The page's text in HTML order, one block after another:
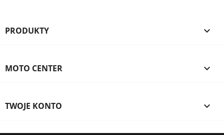
PRODUKTY 
MOTO CENTER 
TWOJE KONTO 